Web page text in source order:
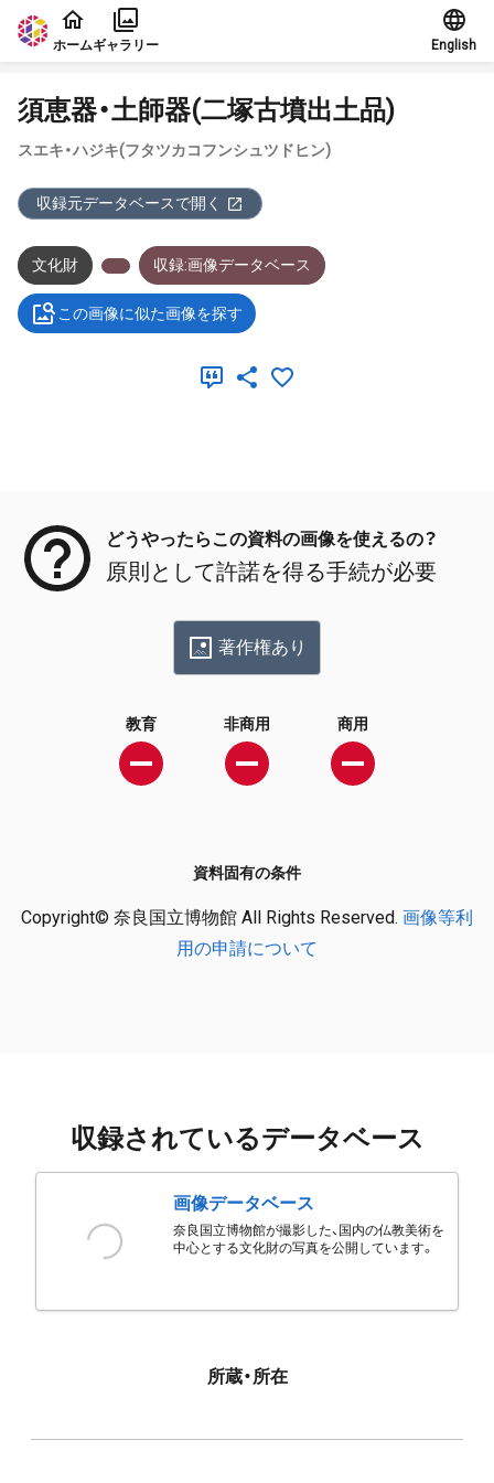
本文に飛ぶ
ホームギャラリー English
須恵器・土師器(二塚古墳出土品)
スエキ・ハジキ(フタツカコフンシュツドヒン)
収録元データベースで開く
文化財 収録:画像データベース
この画像に似た画像を探す
どうやったらこの資料の画像を使えるの？
原則として許諾を得る手続が必要
著作権あり
教育 非商用 商用
資料固有の条件
Copyright© 奈良国立博物館 All Rights Reserved. 画像等利
用の申請について
収録されているデータベース
画像データベース
奈良国立博物館が撮影した、国内の仏教美術を
中心とする文化財の写真を公開しています。
所蔵・所在